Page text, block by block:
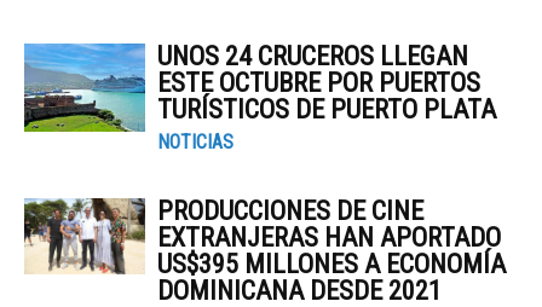
UNOS 24 CRUCEROS LLEGAN
ESTE OCTUBRE POR PUERTOS
TURÍSTICOS DE PUERTO PLATA
NOTICIAS
PRODUCCIONES DE CINE
EXTRANJERAS HAN APORTADO
US$395 MILLONES A ECONOMÍA
DOMINICANA DESDE 2021